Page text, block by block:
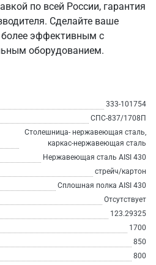
по всей России, гарантия
Сделайте ваше
более эффективным с
оборудованием.
333-101754
СПС-837/1708П
Столешница- нержавеющая сталь,
каркас-нержавеющая сталь
Нержавеющая сталь AISI 430
стрейч/картон
Сплошная полка AISI 430
Отсутствует
123.29325
1700
850
800